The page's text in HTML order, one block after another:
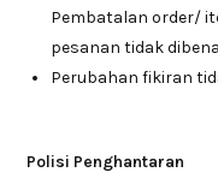
Pembatalan order/
pesanan tidak
Perubahan fikiran
Polisi Penghantaran